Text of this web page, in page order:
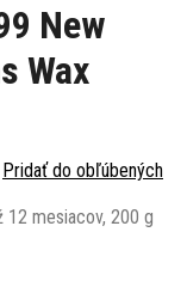
New
Wax
Pridať do obľúbených
mesiacov, 200 g